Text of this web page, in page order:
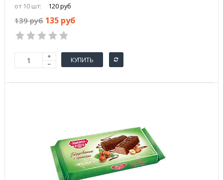
от 10 шт: 120 руб
139 руб 135 руб
КУПИТЬ